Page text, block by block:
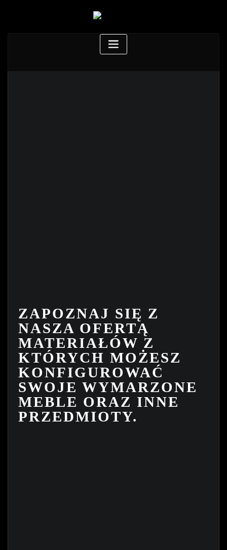
ZAPOZNAJ SIĘ Z
NASZA OFERTĄ
MATERIAŁÓW Z
KTÓRYCH MOŻESZ
KONFIGUROWAĆ
SWOJE WYMARZONE
MEBLE ORAZ INNE
PRZEDMIOTY.